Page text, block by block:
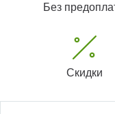
Без
Скидки